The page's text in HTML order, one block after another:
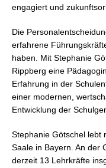
engagiert und
Die
erfahrene
haben. Mit Stephanie
Rippberg eine
Erfahrung in der
einer modernen,
Entwicklung der
Stephanie Götschel lebt
Saale in Bayern. An der
derzeit 13 Lehrkräfte